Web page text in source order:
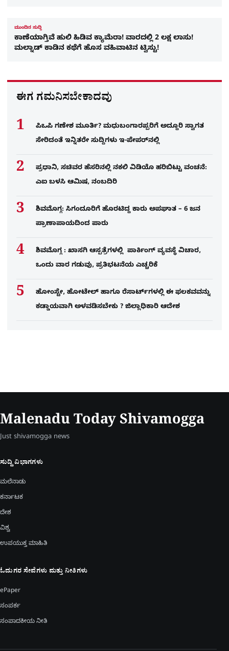
ಮುಂದಿನ ಸುದ್ದಿ
ಕಾಣೆಯಾಗ್ತಿವೆ ಹುಲಿ ಹಿಡಿವ ಕ್ಯಾಮೆರಾ! ವಾರದಲ್ಲಿ 2 ಲಕ್ಷ ಲಾಸು!
ಮಲ್ನಾಡ್​ ಕಾಡಿನ ಕಥೆಗೆ ಹೊಸ ವಹಿವಾಟಿನ ಟ್ವಿಸ್ಟು!
ಈಗ ಗಮನಿಸಬೇಕಾದವು
ಪಿಒಪಿ ಗಣೇಶ ಮೂರ್ತಿ? ಮಧುಬಂಗಾರಪ್ಪರಿಗೆ ಅದ್ದೂರಿ ಸ್ವಾಗತ
ಸೇರಿದಂತೆ ಇನ್ನಿತರೇ ಸುದ್ದಿಗಳು ಇ-ಪೇಪರ್​ನಲ್ಲಿ
ಪ್ರಧಾನಿ, ಸಚಿವರ ಹೆಸರಿನಲ್ಲಿ ನಕಲಿ ವಿಡಿಯೊ ಹರಿಬಿಟ್ಟು ವಂಚನೆ:
ಎಐ ಬಳಸಿ ಆಮಿಷ, ನಂಬದಿರಿ
ಶಿವಮೊಗ್ಗ: ಸಿಗಂದೂರಿಗೆ ಹೊರಟಿದ್ದ ಕಾರು ಅಪಘಾತ – 6 ಜನ
ಪ್ರಾಣಾಪಾಯದಿಂದ ಪಾರು
ಶಿವಮೊಗ್ಗ : ಖಾಸಗಿ ಆಸ್ಪತ್ರೆಗಳಲ್ಲಿ ಪಾರ್ಕಿಂಗ್​ ವ್ಯವಸ್ಥೆ ವಿಚಾರ,
ಒಂದು ವಾರ ಗಡುವು, ಪ್ರತಿಭಟನೆಯ ಎಚ್ಚರಿಕೆ
ಹೋಂಸ್ಟೇ, ಹೋಟೇಲ್ ಹಾಗೂ ರೆಸಾರ್ಟ್‌ಗಳಲ್ಲಿ ಈ ಫಲಕವವನ್ನು
ಕಡ್ಡಾಯವಾಗಿ ಅಳವಡಿಸಬೇಕು ? ಜಿಲ್ಲಾಧಿಕಾರಿ ಆದೇಶ
Malenadu Today Shivamogga
Just shivamogga news
ಸುದ್ದಿ ವಿಭಾಗಗಳು
ಮಲೆನಾಡು
ಕರ್ನಾಟಕ
ದೇಶ
ವಿಶ್ವ
ಉಪಯುಕ್ತ ಮಾಹಿತಿ
ಓದುಗರ ಸೇವೆಗಳು ಮತ್ತು ನೀತಿಗಳು
ePaper
ಸಂಪರ್ಕ
ಸಂಪಾದಕೀಯ ನೀತಿ